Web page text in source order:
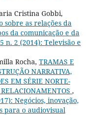
Cristina Gobbi,
sobre as relações da
da comunicação e da
n. 2 (2014): Televisão e
Rocha, TRAMAS E
NARRATIVA,
EM SÉRIE NORTE-
,
Negócios, inovação,
para o audiovisual